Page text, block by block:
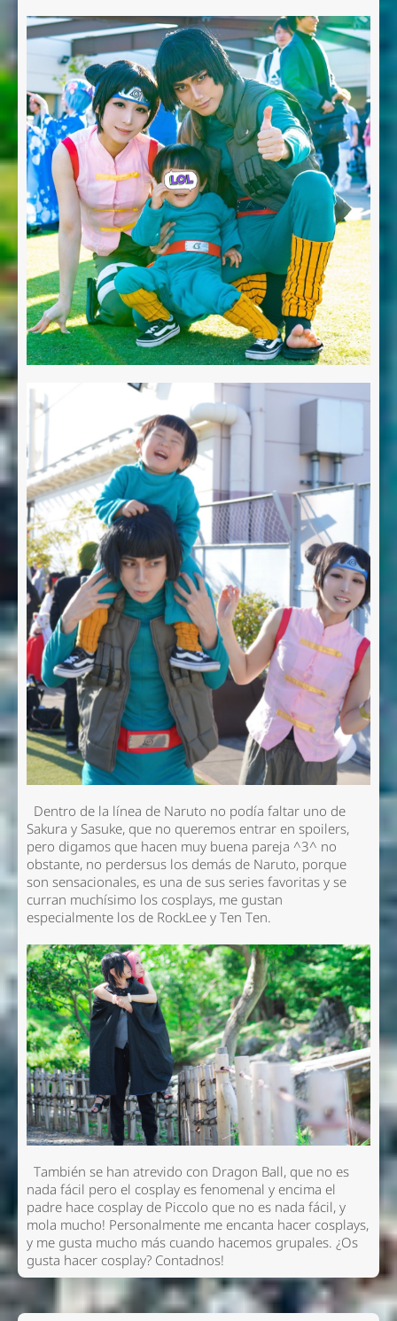
Dentro de la línea de Naruto no podía faltar uno de
Sakura y Sasuke, que no queremos entrar en spoilers,
pero digamos que hacen muy buena pareja ^3^ no
obstante, no perdersus los demás de Naruto, porque
son sensacionales, es una de sus series favoritas y se
curran muchísimo los cosplays, me gustan
especialmente los de RockLee y Ten Ten.
También se han atrevido con Dragon Ball, que no es
nada fácil pero el cosplay es fenomenal y encima el
padre hace cosplay de Piccolo que no es nada fácil, y
mola mucho! Personalmente me encanta hacer cosplays,
y me gusta mucho más cuando hacemos grupales. ¿Os
gusta hacer cosplay? Contadnos!